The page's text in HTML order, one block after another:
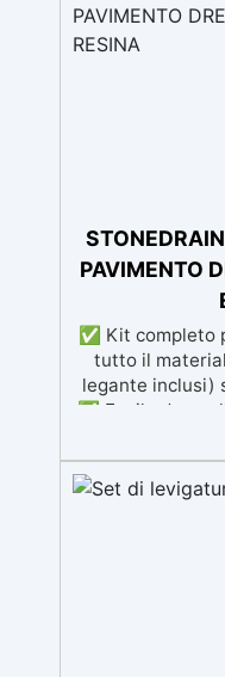
resistente ai
PAVIMENTO
✅ Kit completo
tutto il
legante inclusi)
✅ Facile da
per risultati
esperienza, con
gratuita ✅